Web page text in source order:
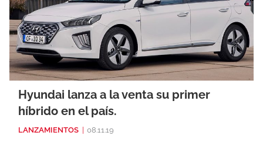
Hyundai lanza a la venta su primer
híbrido en el país.
LANZAMIENTOS 08.11.19